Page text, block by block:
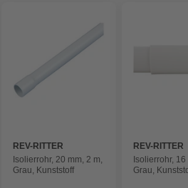
REV-RITTER
Isolierrohr, 20 mm, 2 m,
Grau, Kunststoff
REV-RITTER
Isolierrohr, 16
Grau,